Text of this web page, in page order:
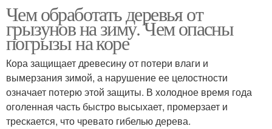
Чем обработать деревья от
грызунов на зиму. Чем опасны
погрызы на коре
Кора защищает древесину от потери влаги и
вымерзания зимой, а нарушение ее целостности
означает потерю этой защиты. В холодное время года
оголенная часть быстро высыхает, промерзает и
трескается, что чревато гибелью дерева.